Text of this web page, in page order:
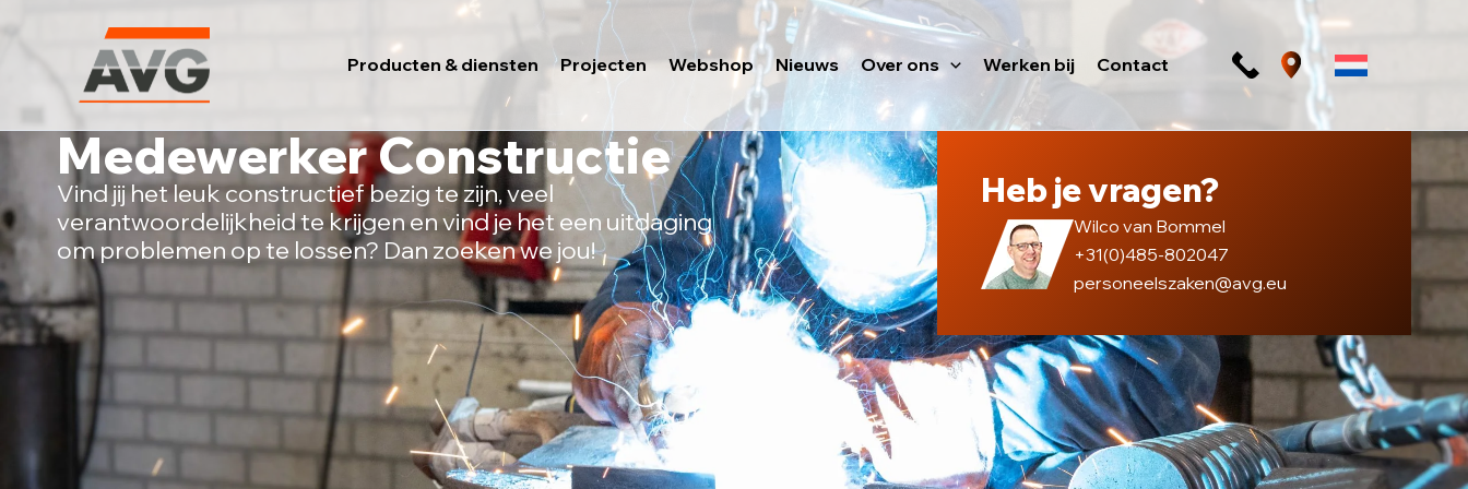
Producten & diensten Projecten Webshop Nieuws Over ons Werken bij Contact
Medewerker Constructie
Vind jij het leuk constructief bezig te zijn, veel
verantwoordelijkheid te krijgen en vind je het een uitdaging
om problemen op te lossen? Dan zoeken we jou!
Heb je vragen?
Wilco van Bommel
+31(0)485-802047
personeelszaken@avg.eu